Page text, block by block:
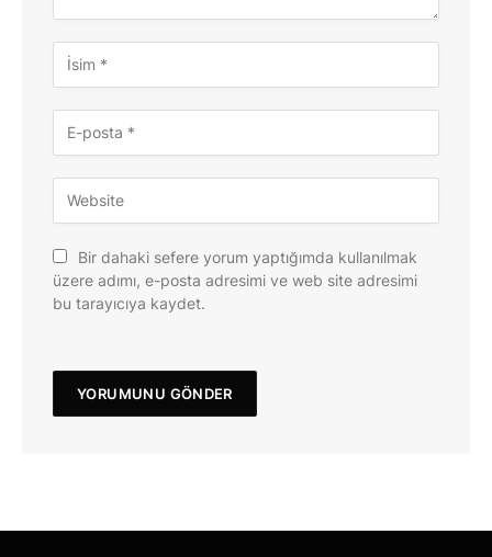
Bir dahaki sefere yorum yaptığımda kullanılmak
üzere adımı, e-posta adresimi ve web site adresimi
bu tarayıcıya kaydet.